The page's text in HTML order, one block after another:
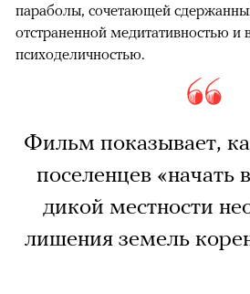
параболы, сочетающей
отстраненной медитативностью и
психоделичностью.
Фильм показывает,
поселенцев «начать
дикой местности
лишения земель